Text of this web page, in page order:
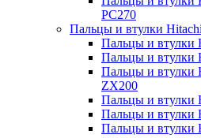
PC270
Пальцы и втулки Hitachi
Пальцы и втулки
Пальцы и втулки
Пальцы и втулки
ZX200
Пальцы и втулки
Пальцы и втулки
Пальцы и втулки